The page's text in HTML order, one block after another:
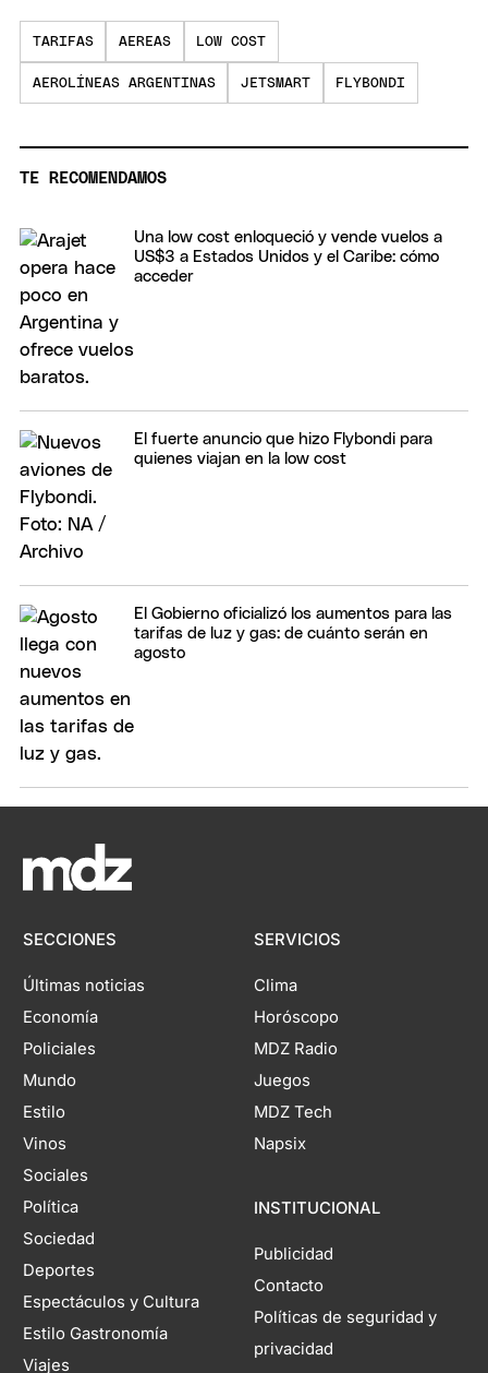
TARIFAS AEREAS LOW COST
AEROLÍNEAS ARGENTINAS JETSMART FLYBONDI
TE RECOMENDAMOS
Una low cost enloqueció y vende vuelos a
US$3 a Estados Unidos y el Caribe: cómo
acceder
El fuerte anuncio que hizo Flybondi para
quienes viajan en la low cost
El Gobierno oficializó los aumentos para las
tarifas de luz y gas: de cuánto serán en
agosto
SECCIONES
Últimas noticias
Economía
Policiales
Mundo
Estilo
Vinos
Sociales
Política
Sociedad
Deportes
Espectáculos y Cultura
Estilo Gastronomía
Viajes
SERVICIOS
Clima
Horóscopo
MDZ Radio
Juegos
MDZ Tech
Napsix
INSTITUCIONAL
Publicidad
Contacto
Políticas de seguridad y
privacidad